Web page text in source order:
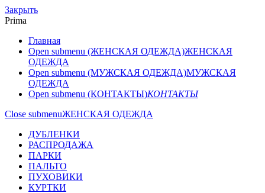
Закрыть
Prima
Главная
Open submenu (ЖЕНСКАЯ ОДЕЖДА)ЖЕНСКАЯ
ОДЕЖДА
Open submenu (МУЖСКАЯ ОДЕЖДА)МУЖСКАЯ
ОДЕЖДА
Open submenu (КОНТАКТЫ)КОНТАКТЫ
Close submenuЖЕНСКАЯ ОДЕЖДА
ДУБЛЕНКИ
РАСПРОДАЖА
ПАРКИ
ПАЛЬТО
ПУХОВИКИ
КУРТКИ